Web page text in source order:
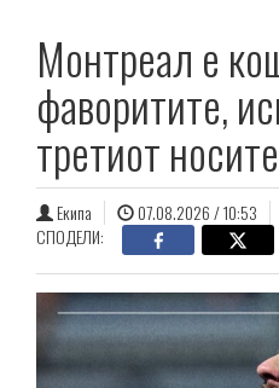
Монтреал е
фаворитите,
третиот
Екипа
07.08.2026 / 10:53
СПОДЕЛИ: